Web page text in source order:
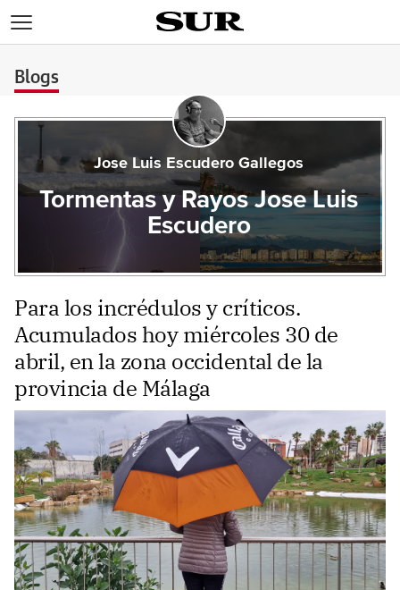
Blogs
Jose Luis Escudero Gallegos
Tormentas y Rayos Jose Luis
Escudero
Para los incrédulos y críticos.
Acumulados hoy miércoles 30 de
abril, en la zona occidental de la
provincia de Málaga